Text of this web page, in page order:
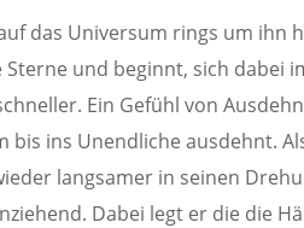
das Universum rings um ihn
und beginnt, sich dabei
Ein Gefühl von
bis ins Unendliche ausdehnt.
langsamer in seinen
Dabei legt er die die